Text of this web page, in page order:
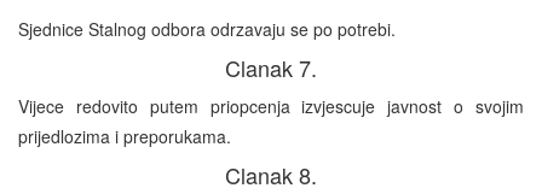
Sjednice Stalnog odbora odrzavaju se po potrebi.
Clanak 7.
Vijece redovito putem priopcenja izvjescuje javnost o svojim
prijedlozima i preporukama.
Clanak 8.